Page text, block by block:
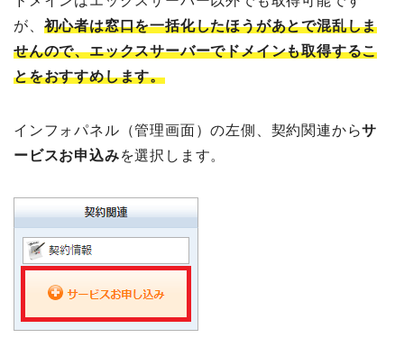
が、 初心者は窓口を一括化したほうがあとで混乱しま
せんので、エックスサーバーでドメインも取得するこ
とをおすすめします。
インフォパネル（管理画面）の左側、契約関連からサ
ービスお申込みを選択します。